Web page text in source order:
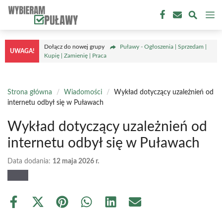
Przejdź
treści
UWAGA!
Dołącz do nowej grupy
Puławy - Ogłoszenia | Sprzedam |
Kupię | Zamienię | Praca
Strona główna / Wiadomości /
Wykład dotyczący uzależnień od
internetu odbył się w Puławach
Wykład dotyczący uzależnień od
internetu odbył się w Puławach
Data dodania: 12 maja 2026 r.
Share
Share Share Share Share Share